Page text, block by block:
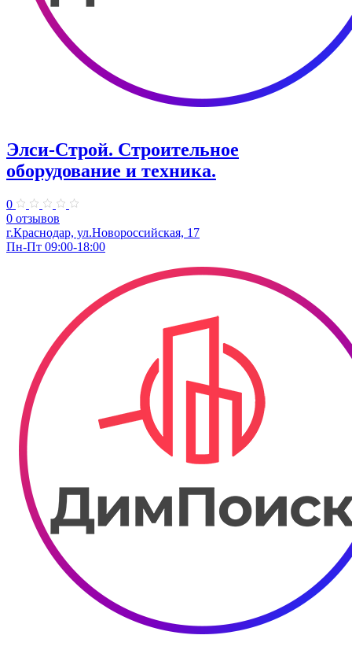
Элси-Строй. Строительное
оборудование и техника.
0
0 отзывов
г.Краснодар, ул.Новороссийская, 17
Пн-Пт 09:00-18:00